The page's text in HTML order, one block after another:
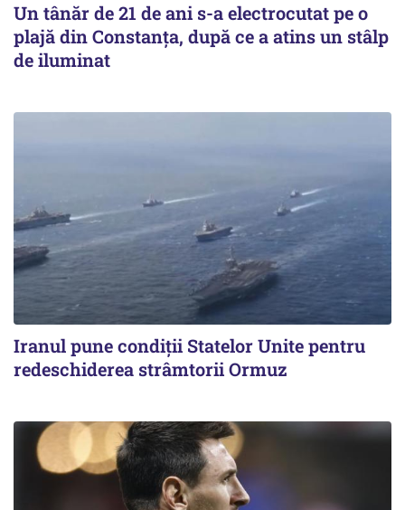
Un tânăr de 21 de ani s-a electrocutat pe o
plajă din Constanța, după ce a atins un stâlp
de iluminat
Iranul pune condiții Statelor Unite pentru
redeschiderea strâmtorii Ormuz